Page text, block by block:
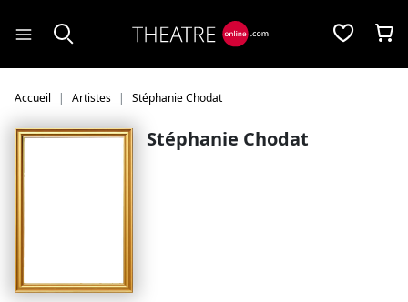
Accueil Artistes Stéphanie Chodat
Stéphanie Chodat